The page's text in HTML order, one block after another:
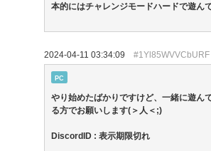
本的にはチャレンジモードハードで遊んで
2024-04-11 03:34:09 #1Yl85WVVCbURF
PC
やり始めたばかりですけど、一緒に遊ん
る方でお願いします(＞人＜;)
DiscordID : 表示期限切れ